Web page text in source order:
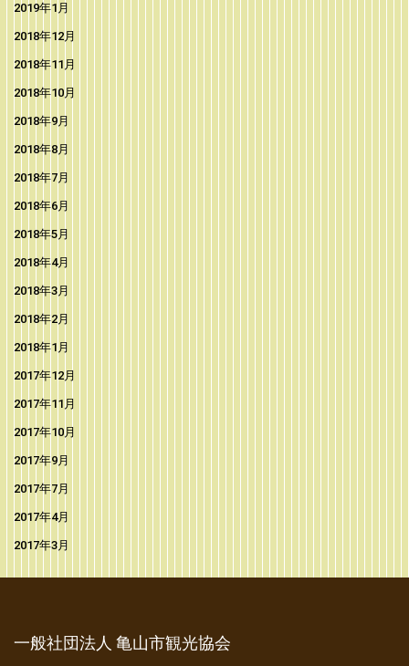
2019年1月
2018年12月
2018年11月
2018年10月
2018年9月
2018年8月
2018年7月
2018年6月
2018年5月
2018年4月
2018年3月
2018年2月
2018年1月
2017年12月
2017年11月
2017年10月
2017年9月
2017年7月
2017年4月
2017年3月
一般社団法人 亀山市観光協会